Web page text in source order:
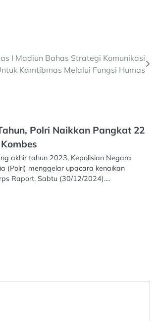
I Madiun Bahas Strategi Komunikasi
Kamtibmas Melalui Fungsi Humas
Polri Naikkan Pangkat 22
akhir tahun 2023, Kepolisian Negara
(Polri) menggelar upacara kenaikan
Raport, Sabtu (30/12/2024).…